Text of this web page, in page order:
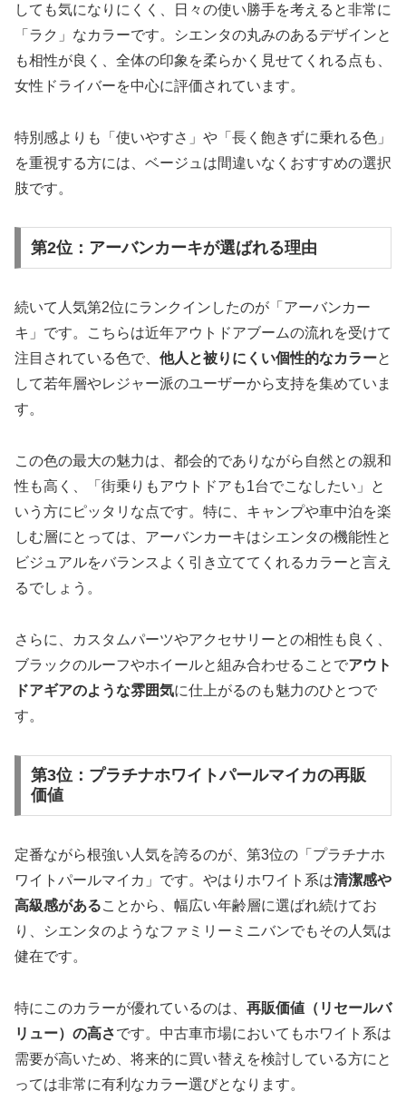
しても気になりにくく、日々の使い勝手を考えると非常に
「ラク」なカラーです。シエンタの丸みのあるデザインと
も相性が良く、全体の印象を柔らかく見せてくれる点も、
女性ドライバーを中心に評価されています。
特別感よりも「使いやすさ」や「長く飽きずに乗れる色」
を重視する方には、ベージュは間違いなくおすすめの選択
肢です。
第2位：アーバンカーキが選ばれる理由
続いて人気第2位にランクインしたのが「アーバンカー
キ」です。こちらは近年アウトドアブームの流れを受けて
注目されている色で、 他人と被りにくい個性的なカラーと
して若年層やレジャー派のユーザーから支持を集めていま
す。
この色の最大の魅力は、都会的でありながら自然との親和
性も高く、「街乗りもアウトドアも1台でこなしたい」と
いう方にピッタリな点です。特に、キャンプや車中泊を楽
しむ層にとっては、アーバンカーキはシエンタの機能性と
ビジュアルをバランスよく引き立ててくれるカラーと言え
るでしょう。
さらに、カスタムパーツやアクセサリーとの相性も良く、
ブラックのルーフやホイールと組み合わせることでアウト
ドアギアのような雰囲気に仕上がるのも魅力のひとつで
す。
第3位：プラチナホワイトパールマイカの再販
価値
定番ながら根強い人気を誇るのが、第3位の「プラチナホ
ワイトパールマイカ」です。やはりホワイト系は清潔感や
高級感があることから、幅広い年齢層に選ばれ続けてお
り、シエンタのようなファミリーミニバンでもその人気は
健在です。
特にこのカラーが優れているのは、 再販価値（リセールバ
リュー）の高さです。中古車市場においてもホワイト系は
需要が高いため、将来的に買い替えを検討している方にと
っては非常に有利なカラー選びとなります。